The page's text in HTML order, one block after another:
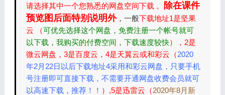
请选择其中一个您熟悉的网盘空间下载 。
除在课件
预览图后面特别说明外，一般下载地址1是坚果
云 （可优先选择这个网盘，免费注册一个帐号就可
以下载，我购买的付费空间，下载速度较快），2是
微云网盘，3是百度云，4是天翼云或和彩云（2020
年2月22日以后下载地址4采用和彩云网盘，只要手机
号注册即可直接下载，不需要开通网盘收费会员就可
以高速下载，推荐！！ ）,5是迅雷云（2020年8月新